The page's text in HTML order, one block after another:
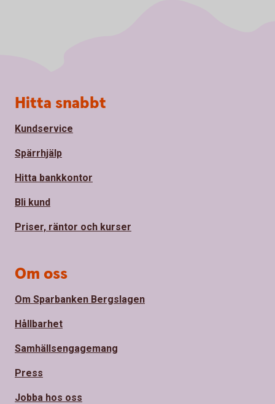
Sidfot
Hitta snabbt
Kundservice
Spärrhjälp
Hitta bankkontor
Bli kund
Priser, räntor och kurser
Om oss
Om Sparbanken Bergslagen
Hållbarhet
Samhällsengagemang
Press
Jobba hos oss